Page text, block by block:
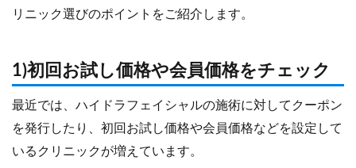
リニック選びのポイントをご紹介します。
1)初回お試し価格や会員価格をチェック
最近では、ハイドラフェイシャルの施術に対してクーポン
を発行したり、初回お試し価格や会員価格などを設定して
いるクリニックが増えています。